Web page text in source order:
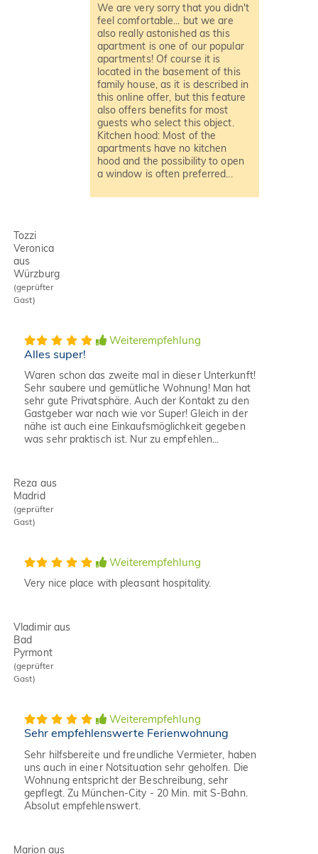
We are very sorry that you didn't
feel comfortable... but we are
also really astonished as this
apartment is one of our popular
apartments! Of course it is
located in the basement of this
family house, as it is described in
this online offer, but this feature
also offers benefits for most
guests who select this object.
Kitchen hood: Most of the
apartments have no kitchen
hood and the possibility to open
a window is often preferred...
Tozzi
Veronica
aus
Würzburg
(geprüfter
Gast)
Weiterempfehlung
Alles super!
Waren schon das zweite mal in dieser Unterkunft!
Sehr saubere und gemütliche Wohnung! Man hat
sehr gute Privatsphäre. Auch der Kontakt zu den
Gastgeber war nach wie vor Super! Gleich in der
nähe ist auch eine Einkaufsmöglichkeit gegeben
was sehr praktisch ist. Nur zu empfehlen...
Reza aus
Madrid
(geprüfter
Gast)
Weiterempfehlung
Very nice place with pleasant hospitality.
Vladimir aus
Bad
Pyrmont
(geprüfter
Gast)
Weiterempfehlung
Sehr empfehlenswerte Ferienwohnung
Sehr hilfsbereite und freundliche Vermieter, haben
uns auch in einer Notsituation sehr geholfen. Die
Wohnung entspricht der Beschreibung, sehr
gepflegt. Zu München-City - 20 Min. mit S-Bahn.
Absolut empfehlenswert.
Marion aus